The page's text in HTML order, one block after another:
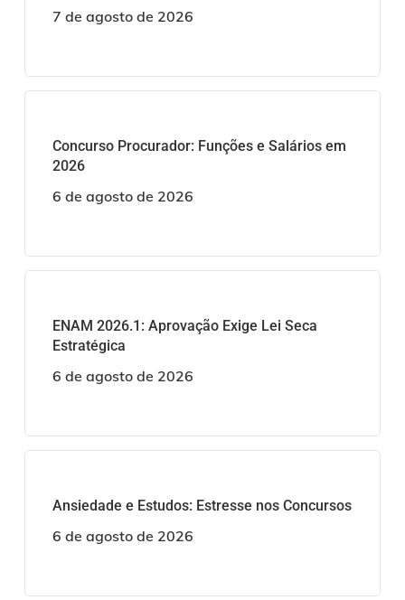
7 de agosto de 2026
Concurso Procurador: Funções e Salários em
2026
6 de agosto de 2026
ENAM 2026.1: Aprovação Exige Lei Seca
Estratégica
6 de agosto de 2026
Ansiedade e Estudos: Estresse nos Concursos
6 de agosto de 2026